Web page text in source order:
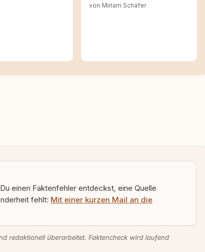
von Miriam Schäfer
einen Faktenfehler entdeckst, eine Quelle
fehlt: Mit einer kurzen Mail an die
redaktionell überarbeitet. Faktencheck wird laufend